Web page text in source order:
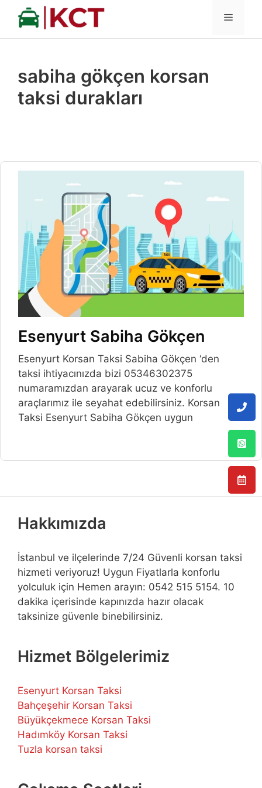
İçeriğe
MENÜ
sabiha gökçen korsan
taksi durakları
Esenyurt Sabiha Gökçen
Esenyurt Korsan Taksi Sabiha Gökçen ‘den
taksi ihtiyacınızda bizi 05346302375
numaramızdan arayarak ucuz ve konforlu
araçlarımız ile seyahat edebilirsiniz. Korsan
Taksi Esenyurt Sabiha Gökçen uygun
Hakkımızda
İstanbul ve ilçelerinde 7/24 Güvenli korsan taksi
hizmeti veriyoruz! Uygun Fiyatlarla konforlu
yolculuk için Hemen arayın: 0542 515 5154. 10
dakika içerisinde kapınızda hazır olacak
taksinize güvenle binebilirsiniz.
Hizmet Bölgelerimiz
Esenyurt Korsan Taksi
Bahçeşehir Korsan Taksi
Büyükçekmece Korsan Taksi
Hadımköy Korsan Taksi
Tuzla korsan taksi